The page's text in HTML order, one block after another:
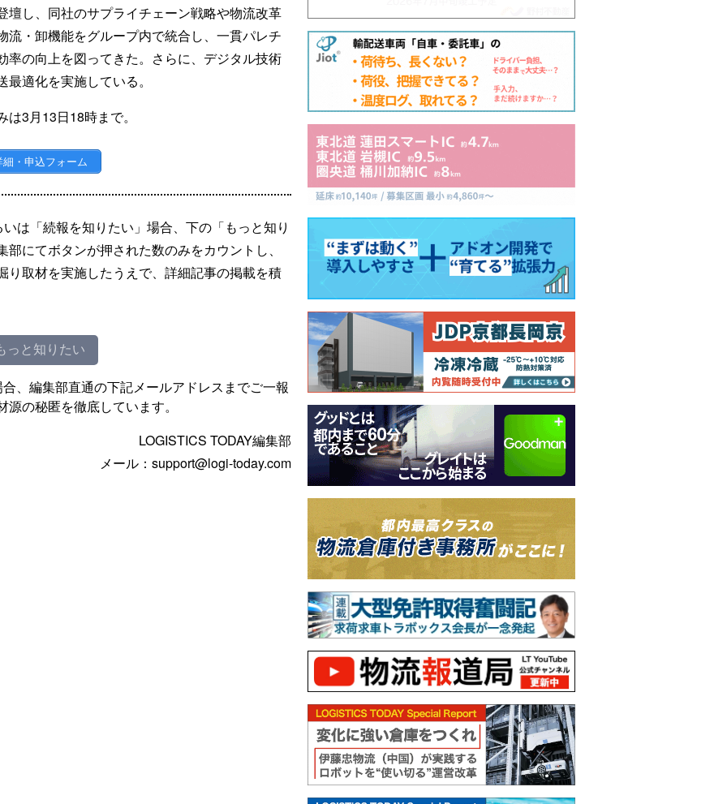
壇し、同社のサプライチェーン戦略や物流改革
流・卸機能をグループ内で統合し、一貫パレチ
率の向上を図ってきた。さらに、デジタル技術
適化を実施している。
3月13日18時まで。
細・申込フォーム
は「続報を知りたい」場合、下の「もっと知り
にてボタンが押された数のみをカウントし、
り取材を実施したうえで、詳細記事の掲載を積
っと知りたい
、編集部直通の下記メールアドレスまでご一報
の秘匿を徹底しています。
LOGISTICS TODAY編集部
メール：support@logi-today.com